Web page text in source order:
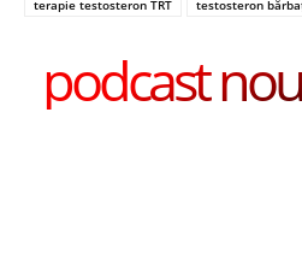
terapie testosteron TRT
testosteron
podcast